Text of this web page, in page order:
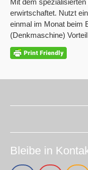
Mit dem
erwirtschaftet. Nutzt
einmal im Monat beim
(Denkmaschine)
Bleibe in